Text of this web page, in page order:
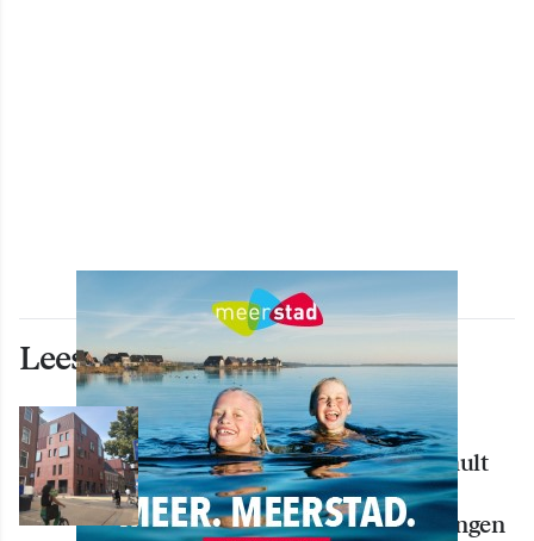
Lees ook deze artikelen
WONEN
Nieuw creatief centrum Tumult
bijna klaar: opening eind
september in hart van Groningen